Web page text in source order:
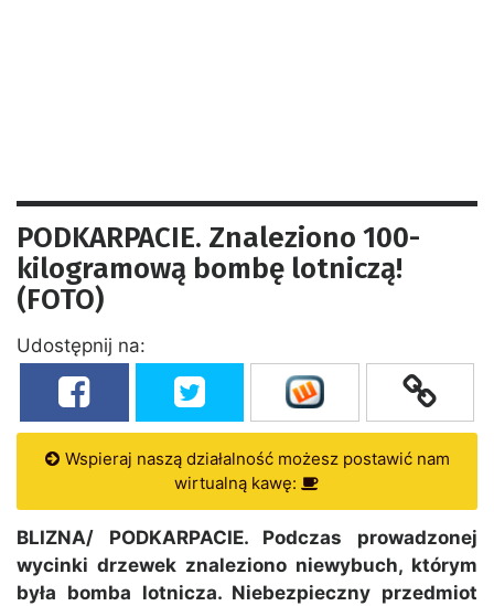
PODKARPACIE. Znaleziono 100-
kilogramową bombę lotniczą!
(FOTO)
Udostępnij na:
Wspieraj naszą działalność możesz postawić nam
wirtualną kawę:
BLIZNA/ PODKARPACIE. Podczas prowadzonej
wycinki drzewek znaleziono niewybuch, którym
była bomba lotnicza. Niebezpieczny przedmiot